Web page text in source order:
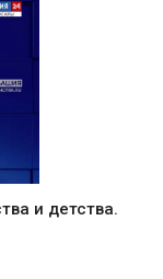
и детства.